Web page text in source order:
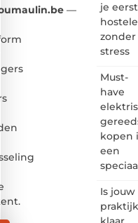
—
je
zonder
stress
Must-
have
kopen
een
Is jouw
praktijk